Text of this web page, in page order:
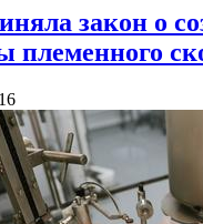
закон о
племенного